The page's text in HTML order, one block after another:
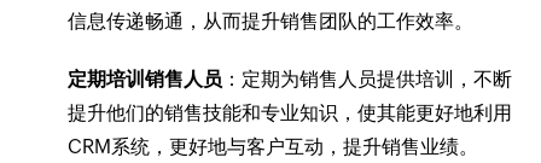
信息传递畅通，从而提升销售团队的工作效率。
定期培训销售人员 ：定期为销售人员提供培训，不断
提升他们的销售技能和专业知识，使其能更好地利用
CRM系统，更好地与客户互动，提升销售业绩。